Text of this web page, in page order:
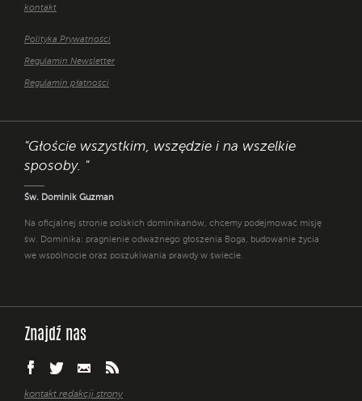
kontakt
Polityka Prywatności
Regulamin Newsletter
Regulamin płatności
"Głoście wszystkim, wszędzie i na wszelkie
sposoby. "
Św. Dominik Guzman
Na oficjalnej stronie polskich dominikanów, chcemy podejmować misję
św. Dominika: pragnienie odważnego głoszenia Boga, budowanie życia
we wspólnocie oraz poszukiwania prawdy w świecie.
Znajdź nas
kontakt redakcji strony